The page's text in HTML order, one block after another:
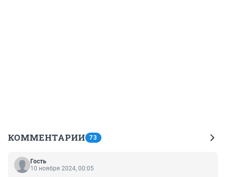
КОММЕНТАРИИ 73
Гость
10 ноября 2024, 00:05